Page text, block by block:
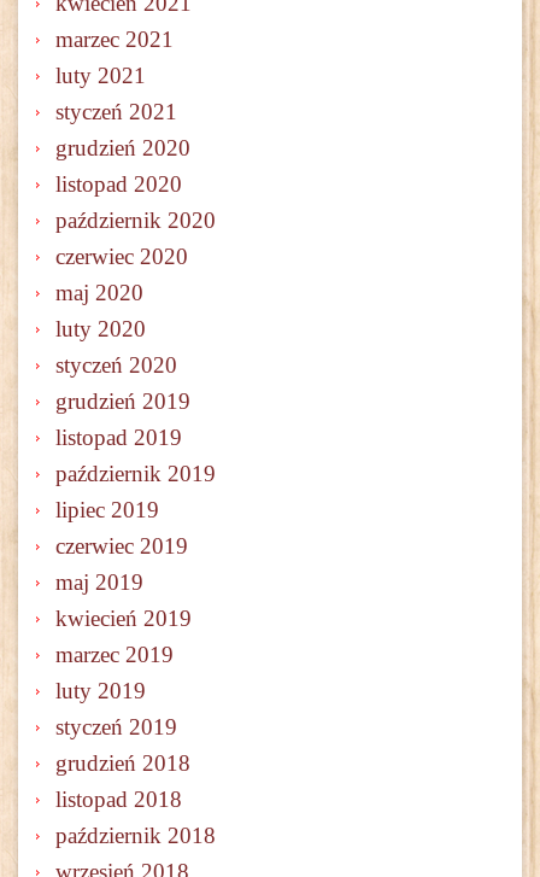
marzec 2021
luty 2021
styczeń 2021
grudzień 2020
listopad 2020
październik 2020
czerwiec 2020
maj 2020
luty 2020
styczeń 2020
grudzień 2019
listopad 2019
październik 2019
lipiec 2019
czerwiec 2019
maj 2019
kwiecień 2019
marzec 2019
luty 2019
styczeń 2019
grudzień 2018
listopad 2018
październik 2018
wrzesień 2018